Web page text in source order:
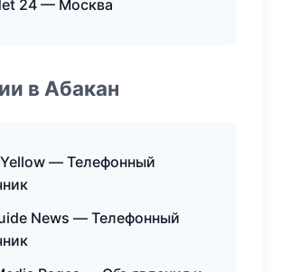
24 — Москва
в Абакан
— Телефонный
News — Телефонный